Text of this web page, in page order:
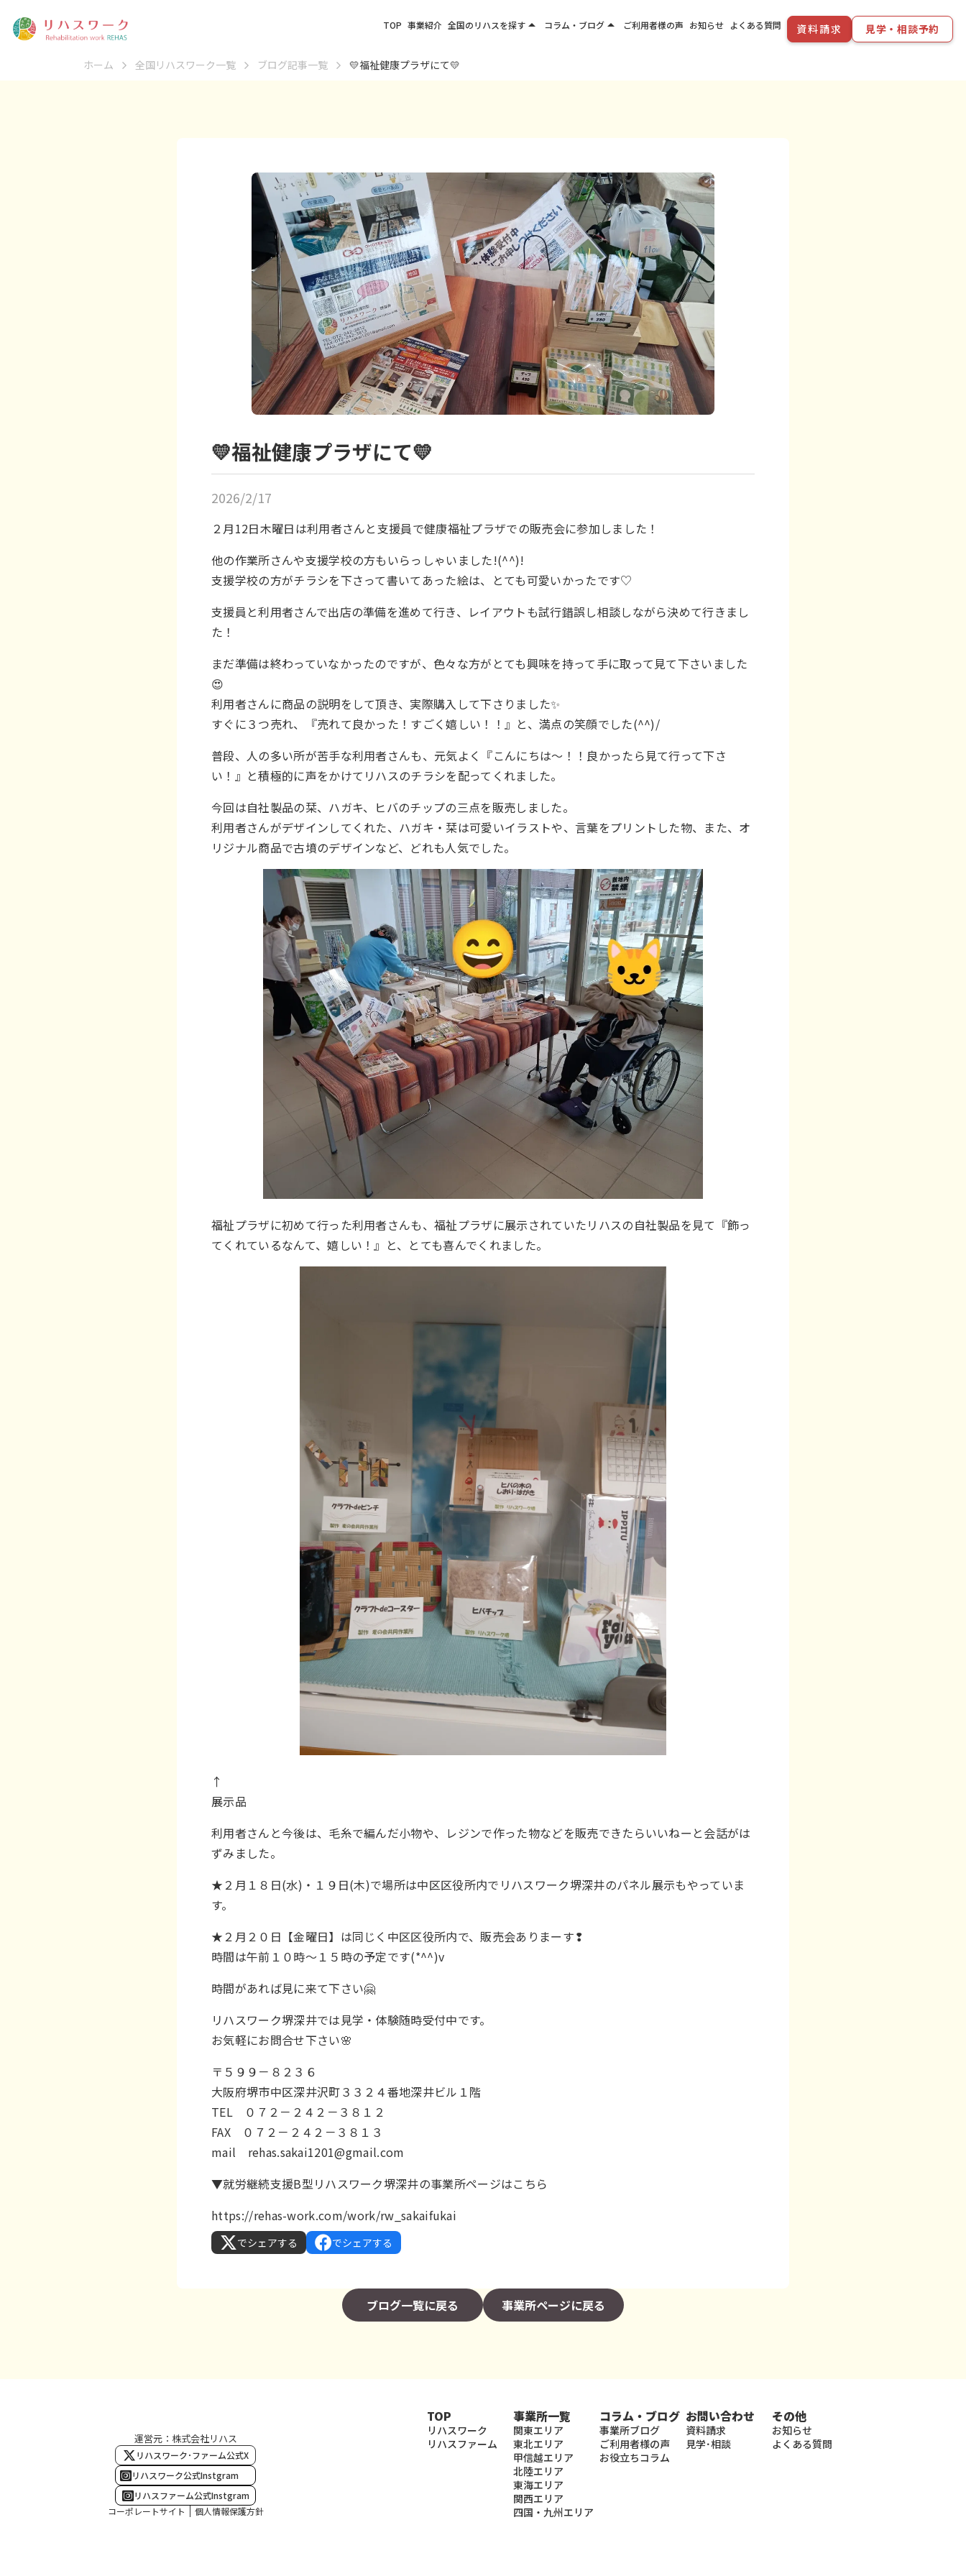
ホーム 全国リハスワーク一覧 ブログ記事一覧 💛福祉健康プラザにて💛
💛福祉健康プラザにて💛
2026/2/17
２月12日木曜日は利用者さんと支援員で健康福祉プラザでの販売会に参加しました！
他の作業所さんや支援学校の方もいらっしゃいました!(^^)!
支援学校の方がチラシを下さって書いてあった絵は、とても可愛いかったです♡
支援員と利用者さんで出店の準備を進めて行き、レイアウトも試行錯誤し相談しながら決めて行きまし
た！
まだ準備は終わっていなかったのですが、色々な方がとても興味を持って手に取って見て下さいました
😍
利用者さんに商品の説明をして頂き、実際購入して下さりました✨
すぐに３つ売れ、『売れて良かった！すごく嬉しい！！』と、満点の笑顔でした(^^)/
普段、人の多い所が苦手な利用者さんも、元気よく『こんにちは～！！良かったら見て行って下さ
い！』と積極的に声をかけてリハスのチラシを配ってくれました。
今回は自社製品の栞、ハガキ、ヒバのチップの三点を販売しました。
利用者さんがデザインしてくれた、ハガキ・栞は可愛いイラストや、言葉をプリントした物、また、オ
リジナル商品で古墳のデザインなど、どれも人気でした。
福祉プラザに初めて行った利用者さんも、福祉プラザに展示されていたリハスの自社製品を見て『飾っ
てくれているなんて、嬉しい！』と、とても喜んでくれました。
↑
展示品
利用者さんと今後は、毛糸で編んだ小物や、レジンで作った物などを販売できたらいいねーと会話がは
ずみました。
★２月１８日(水)・１９日(木)で場所は中区区役所内でリハスワーク堺深井のパネル展示もやっていま
す。
★２月２０日【金曜日】は同じく中区区役所内で、販売会ありまーす❢
時間は午前１０時～１５時の予定です(*^^)v
時間があれば見に来て下さい🤗
リハスワーク堺深井では見学・体験随時受付中です。
お気軽にお問合せ下さい🌸
〒５９９－８２３６
大阪府堺市中区深井沢町３３２４番地深井ビル１階
TEL ０７２－２４２－３８１２
FAX ０７２－２４２－３８１３
mail rehas.sakai1201@gmail.com
▼就労継続支援B型リハスワーク堺深井の事業所ページはこちら
https://rehas-work.com/work/rw_sakaifukai
でシェアする でシェアする
ブログ一覧に戻る 事業所ページに戻る
TOP 事業紹介 全国のリハスを探すarrow_drop_up
東北エリア
四国・九州エリア
コラム・ブログarrow_drop_up ご利用者様の声 お知らせ よくある質問 資料請求 見学・相談予約
運営元：株式会社リハス
リハスワーク･ファーム公式X
リハスワーク公式Instgram
リハスファーム公式Instgram
コーポレートサイト
個人情報保護方針
TOP
リハスワーク
リハスファーム
事業所一覧
関東エリア
東北エリア
甲信越エリア
北陸エリア
東海エリア
関西エリア
四国・九州エリア
コラム・ブログ
事業所ブログ
ご利用者様の声
お役立ちコラム
お問い合わせ
資料請求
見学･相談
その他
お知らせ
よくある質問